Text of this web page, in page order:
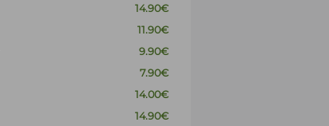
14.90€
11.90€
9.90€
7.90€
14.00€
14.90€